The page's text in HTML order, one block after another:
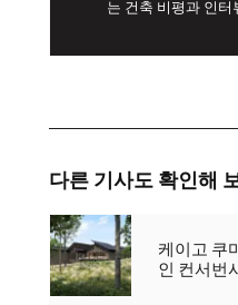
는 건축 비평과 인
다른 기사도 확인해
케이고 쿠
인 컨서번